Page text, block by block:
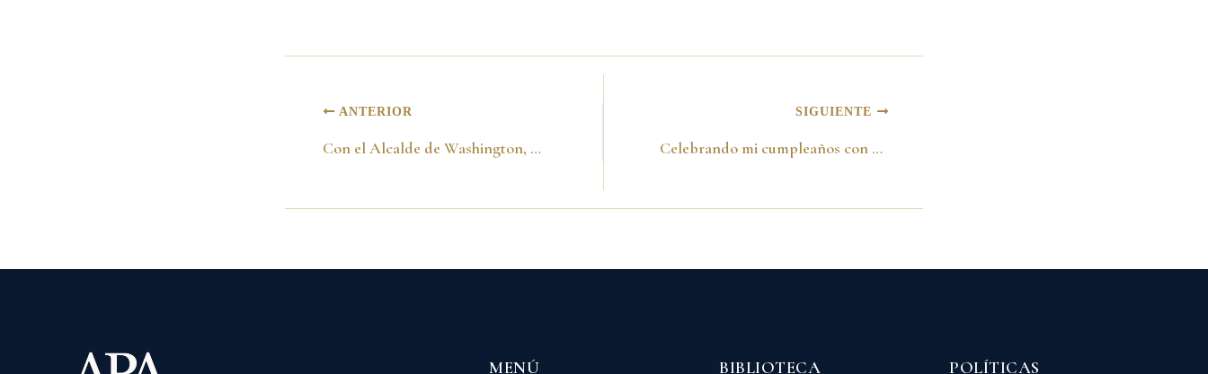
ANTERIOR
Con el Alcalde de Washington, DC , Marion Barry en Reunión de Alcaldes de USA. Charleston 26 de junio de 1989
SIGUIENTE
Celebrando mi cumpleaños con Nohra de Pastrana y mi gabinete en la Alcaldía de Bogotá 1988
MENÚ BIBLIOTECA POLÍTICAS